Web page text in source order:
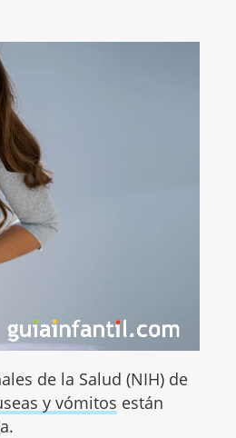
de la Salud (NIH) de
y vómitos están